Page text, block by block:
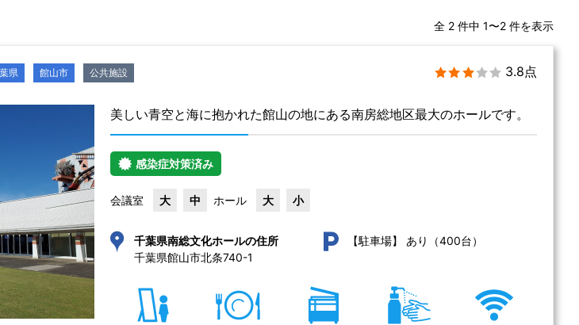
全 2 件中 1〜2 件を表示
県 館山市 公共施設 3.8点
美しい青空と海に抱かれた館山の地にある南房総地区最大のホールです。
感染症対策済み
会議室 大 中 ホール 大 小
千葉県南総文化ホールの住所
千葉県館山市北条740-1
【駐車場】 あり（400台）